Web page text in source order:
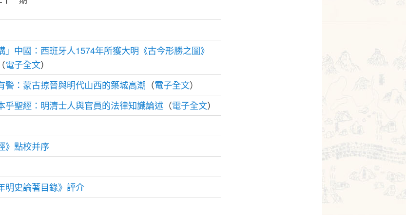
」中國：西班牙人1574年所獲大明《古今形勝之圖》
電子全文）
警：蒙古掠晉與明代山西的築城高潮 （電子全文）
乎聖經：明清士人與官員的法律知識論述（電子全文）
》點校并序
明史論著目錄》評介